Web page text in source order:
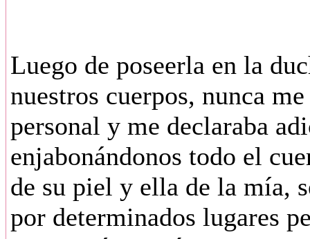
Luego de poseerla en la
nuestros cuerpos, nunca
personal y me declaraba
enjabonándonos todo el
de su piel y ella de la mía,
por determinados lugares